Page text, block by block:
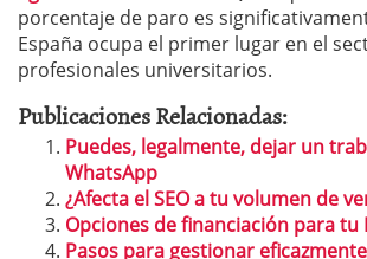
porcentaje de paro es
España ocupa el primer lugar en el
profesionales universitarios.
Publicaciones Relacionadas:
Puedes, legalmente, dejar un
WhatsApp
¿Afecta el SEO a tu volumen de
Opciones de financiación para tu
Pasos para gestionar